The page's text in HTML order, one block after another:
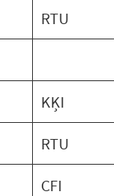
RTU
KĶI
RTU
CFI